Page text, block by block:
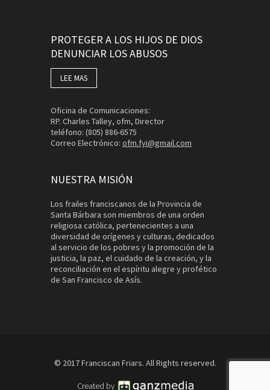
PROTEGER A LOS HIJOS DE DIOS
DENUNCIAR LOS ABUSOS
LEE MAS
Oficina de Comunicaciones:
RP. Charles Talley, ofm, Director
teléfono: (805) 886-6575
Correo Electrónico: ofm.fyi@gmail.com
NUESTRA MISIÓN
Los frailes franciscanos de la Provincia de
Santa Bárbara son miembros de una orden
religiosa católica, pertenecientes a una
diversidad de orígenes y culturas, dedicados
al servicio de los pobres y la promoción de la
justicia, la paz, el cuidado de la creación, y la
reconciliación en el espíritu alegre y profético
de San Francisco de Asís.
© 2017 Franciscan Friars. All Rights reserved.
Created by